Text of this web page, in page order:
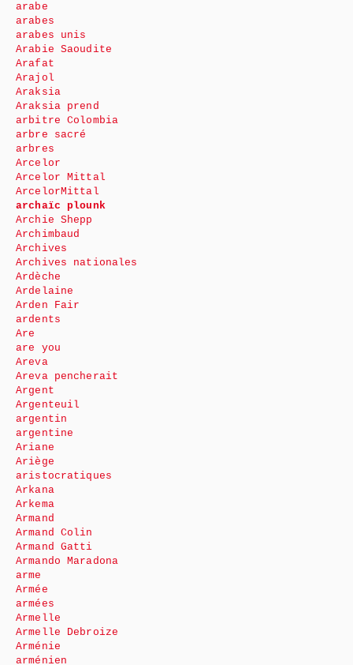
arabe
arabes
arabes unis
Arabie Saoudite
Arafat
Arajol
Araksia
Araksia prend
arbitre Colombia
arbre sacré
arbres
Arcelor
Arcelor Mittal
ArcelorMittal
archaïc plounk
Archie Shepp
Archimbaud
Archives
Archives nationales
Ardèche
Ardelaine
Arden Fair
ardents
Are
are you
Areva
Areva pencherait
Argent
Argenteuil
argentin
argentine
Ariane
Ariège
aristocratiques
Arkana
Arkema
Armand
Armand Colin
Armand Gatti
Armando Maradona
arme
Armée
armées
Armelle
Armelle Debroize
Arménie
arménien